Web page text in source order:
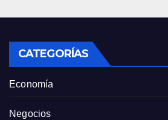
CATEGORÍAS
Economía
Negocios